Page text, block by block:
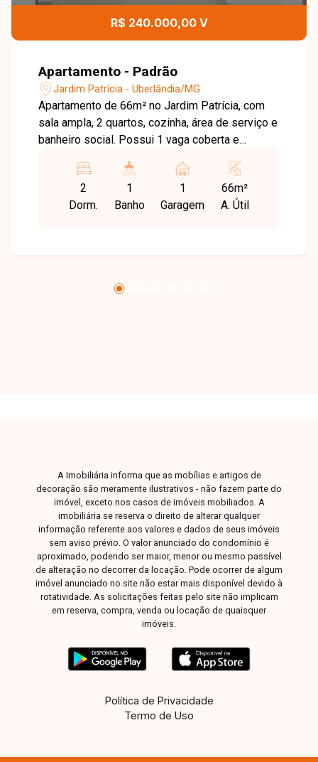
R$ 240.000,00 V
Apartamento - Padrão
Jardim Patrícia - Uberlândia/MG
Apartamento de 66m² no Jardim Patrícia, com
sala ampla, 2 quartos, cozinha, área de serviço e
banheiro social. Possui 1 vaga coberta e
garantindo um toque de elegância. O condomínio
oferece portaria com acesso por biometria e
TAG, câmeras de segurança, 2 elevadores e
imóvel. Estamos à disposição para esclarecer
607 ? Santa Mônica
2
Dorm.
1
Banho
1
Garagem
66m²
A. Útil
A Imobiliária informa que as mobílias e artigos de
decoração são meramente ilustrativos - não fazem parte do
imóvel, exceto nos casos de imóveis mobiliados. A
imobiliária se reserva o direito de alterar qualquer
informação referente aos valores e dados de seus imóveis
sem aviso prévio. O valor anunciado do condomínio é
aproximado, podendo ser maior, menor ou mesmo passível
de alteração no decorrer da locação. Pode ocorrer de algum
imóvel anunciado no site não estar mais disponível devido à
rotatividade. As solicitações feitas pelo site não implicam
em reserva, compra, venda ou locação de quaisquer
imóveis.
Política de Privacidade
Termo de Uso